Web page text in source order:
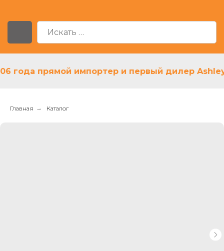
прямой импортер и первый дилер Ashley в
Главная → Каталог